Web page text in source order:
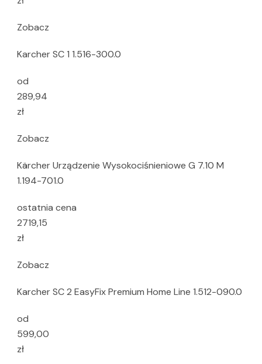
Zobacz
Karcher SC 1 1.516-300.0
od
289,94
zł
Zobacz
Kärcher Urządzenie Wysokociśnieniowe G 7.10 M
1.194-701.0
ostatnia cena
2719,15
zł
Zobacz
Karcher SC 2 EasyFix Premium Home Line 1.512-090.0
od
599,00
zł